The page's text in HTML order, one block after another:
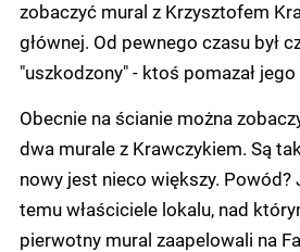
zobaczyć mural z Krzysztofem
głównej. Od pewnego czasu był
"uszkodzony" - ktoś pomazał
Obecnie na ścianie można
dwa murale z Krawczykiem. Są
nowy jest nieco większy. Powód?
temu właściciele lokalu, nad
pierwotny mural zaapelowali na